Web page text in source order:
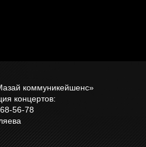
коммуникейшенс»
концертов:
56-78